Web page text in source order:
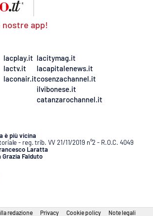
app!
lacplay.it
lactv.it
laconair.it
lacitymag.it
lacapitalenews.it
cosenzachannel.it
ilvibonese.it
catanzarochannel.it
è più vicina
- reg. trib. VV 21/11/2019 n°2 - R.O.C. 4049
Laratta
Grazia Falduto
redazione Privacy Cookie policy Note legali